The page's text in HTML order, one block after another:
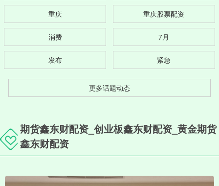
重庆 重庆股票配资
消费 7月
发布 紧急
更多话题动态
期货鑫东财配资_创业板鑫东财配资_黄金期货
鑫东财配资